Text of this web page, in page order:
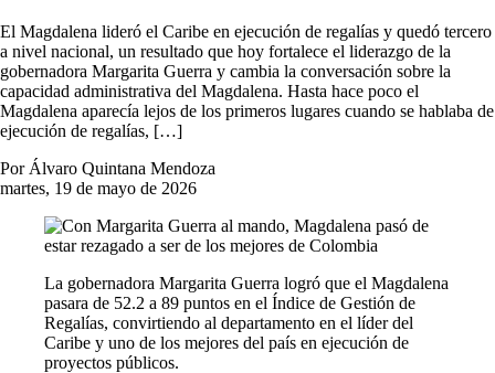
El Magdalena lideró el Caribe en ejecución de regalías y quedó tercero
a nivel nacional, un resultado que hoy fortalece el liderazgo de la
gobernadora Margarita Guerra y cambia la conversación sobre la
capacidad administrativa del Magdalena. Hasta hace poco el
Magdalena aparecía lejos de los primeros lugares cuando se hablaba de
ejecución de regalías, […]
Por Álvaro Quintana Mendoza
martes, 19 de mayo de 2026
La gobernadora Margarita Guerra logró que el Magdalena
pasara de 52.2 a 89 puntos en el Índice de Gestión de
Regalías, convirtiendo al departamento en el líder del
Caribe y uno de los mejores del país en ejecución de
proyectos públicos.